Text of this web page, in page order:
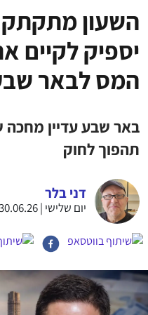
השעון
יספיק לקיים
המס לבאר
באר שבע עדיין
תהפוך לחוק
דני בלר
יום שלישי | 30.06.26 | 11:33